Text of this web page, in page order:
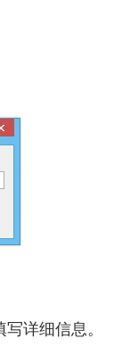
详细信息。